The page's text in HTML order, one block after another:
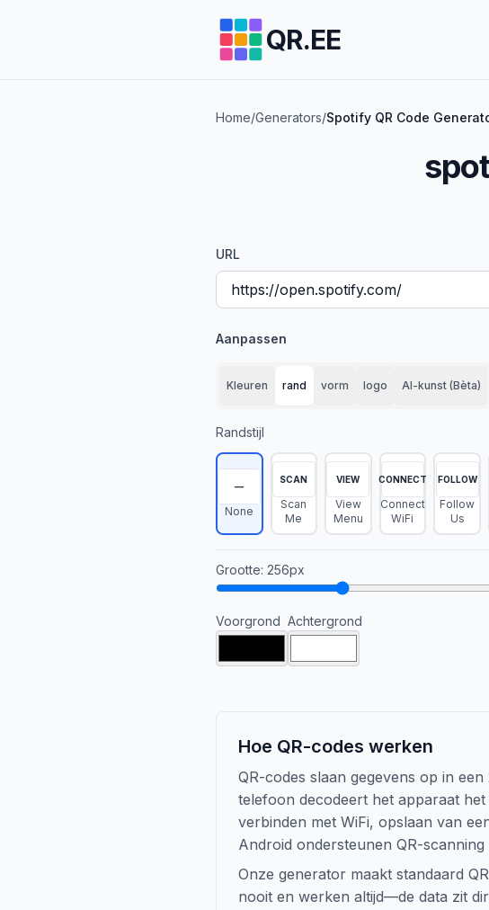
QR.EE
Home/Generators/Spotify QR Code
URL
Aanpassen
Kleuren rand vorm logo AI-kunst (Bèta)
Randstijl
—
None
SCAN
Scan
Me
VIEW
View
Menu
CONNECT
Connect
WiFi
FOLLOW
Follow
Us
Grootte: 256px
Voorgrond Achtergrond
Hoe QR-codes werken
QR-codes slaan gegevens op in
telefoon decodeert het apparaat
verbinden met WiFi, opslaan van
Android ondersteunen QR-scanning
Onze generator maakt standaard
nooit en werken altijd—de data zit